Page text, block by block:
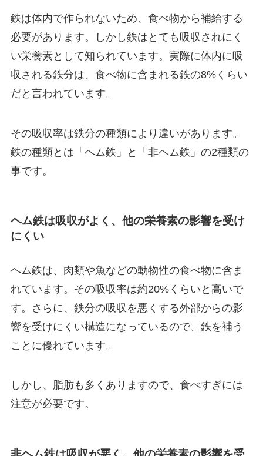
鉄は体内で作られないため、食べ物から補給する
必要があります。しかし鉄はとても吸収されにく
い栄養素として知られています。実際に体内に吸
収される鉄分は、食べ物に含まれる鉄の8%くらい
だと言われています。
その吸収率は鉄分の種類により違いがあります。
鉄の種類とは「ヘム鉄」と「非ヘム鉄」の2種類の
事です。
ヘム鉄は吸収がよく、他の栄養素の影響を受け
にくい
ヘム鉄は、肉類や魚などの動物性の食べ物に含ま
れています。その吸収率は約20%くらいと高いで
す。さらに、鉄分の吸収を悪くする外部からの影
響を受けにくい構造になっているので、鉄を補う
ことに優れています。
しかし、脂肪も多くありますので、食べすぎには
注意が必要です。